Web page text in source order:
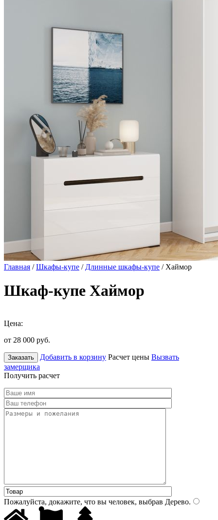
Главная /Шкафы-купе / Длинные шкафы-купе / Хаймор
Шкаф-купе Хаймор
Цена:
от 28 000 руб.
Заказать Добавить в корзину Расчет цены Вызвать
замерщика
Получить расчет
Пожалуйста, докажите, что вы человек, выбрав Дерево.